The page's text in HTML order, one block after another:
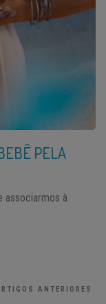
PELA
associarmos à
ANTERIORES